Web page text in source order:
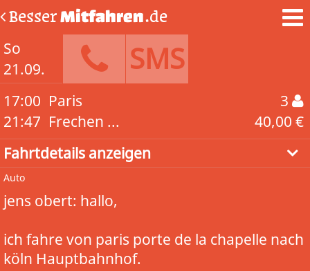
BesserMitfahren.de
So
21.09.
SMS
17:00
21:47
Paris
Frechen ...
3
40,00 €
Fahrtdetails anzeigen
Auto
jens obert: hallo,
ich fahre von paris porte de la chapelle nach
köln Hauptbahnhof.